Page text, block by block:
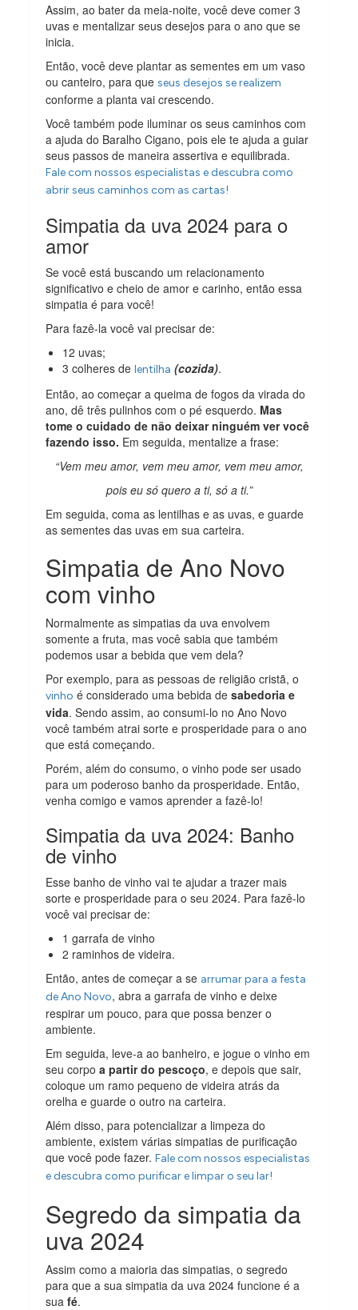
Assim, ao bater da meia-noite, você deve comer 3
uvas e mentalizar seus desejos para o ano que se
inicia.
Então, você deve plantar as sementes em um vaso
ou canteiro, para queseus desejos se realizem
conforme a planta vai crescendo.
Você também pode iluminar os seus caminhos com
a ajuda do Baralho Cigano, pois ele te ajuda a guiar
seus passos de maneira assertiva e equilibrada.
Fale com nossos especialistas e descubra como
abrir seus caminhos com as cartas!
Simpatia da uva 2024 para o
amor
Se você está buscando um relacionamento
significativo e cheio de amor e carinho, então essa
simpatia é para você!
Para fazê-la você vai precisar de:
12 uvas;
3 colheres delentilha (cozida).
Então, ao começar a queima de fogos da virada do
ano, dê três pulinhos com o pé esquerdo. Mas
tome o cuidado de não deixar ninguém ver você
fazendo isso. Em seguida, mentalize a frase:
“Vem meu amor, vem meu amor, vem meu amor,
pois eu só quero a ti, só a ti.”
Em seguida, coma as lentilhas e as uvas, e guarde
as sementes das uvas em sua carteira.
Simpatia de Ano Novo
com vinho
Normalmente as simpatias da uva envolvem
somente a fruta, mas você sabia que também
podemos usar a bebida que vem dela?
Por exemplo, para as pessoas de religião cristã, o
vinho é considerado uma bebida desabedoria e
vida. Sendo assim, ao consumi-lo no Ano Novo
você também atrai sorte e prosperidade para o ano
que está começando.
Porém, além do consumo, o vinho pode ser usado
para um poderoso banho da prosperidade. Então,
venha comigo e vamos aprender a fazê-lo!
Simpatia da uva 2024: Banho
de vinho
Esse banho de vinho vai te ajudar a trazer mais
sorte e prosperidade para o seu 2024. Para fazê-lo
você vai precisar de:
1 garrafa de vinho
2 raminhos de videira.
Então, antes de começar a se arrumar para a festa
de Ano Novo, abra a garrafa de vinho e deixe
respirar um pouco, para que possa benzer o
ambiente.
Em seguida, leve-a ao banheiro, e jogue o vinho em
seu corpoa partir do pescoço, e depois que sair,
coloque um ramo pequeno de videira atrás da
orelha e guarde o outro na carteira.
Além disso, para potencializar a limpeza do
ambiente, existem várias simpatias de purificação
que você pode fazer.Fale com nossos especialistas
e descubra como purificar e limpar o seu lar!
Segredo da simpatia da
uva 2024
Assim como a maioria das simpatias, o segredo
para que a sua simpatia da uva 2024 funcione é a
suafé.